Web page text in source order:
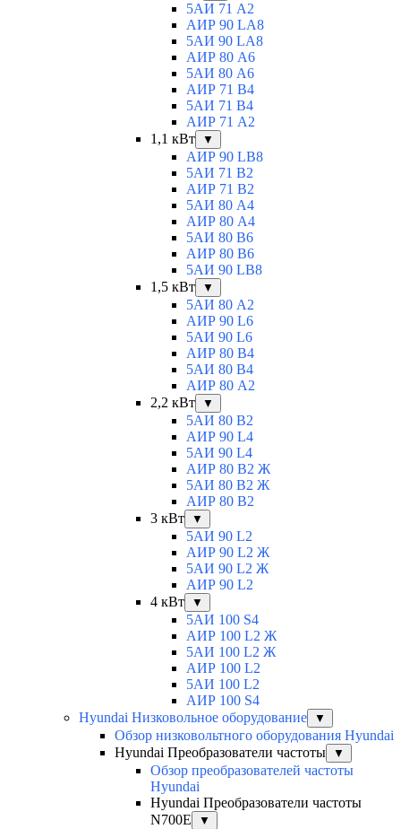
5АИ 71 A2
АИР 90 LA8
5АИ 90 LA8
АИР 80 А6
5АИ 80 A6
АИР 71 В4
5АИ 71 B4
АИР 71 A2
1,1 кВт
▼
АИР 90 LB8
5АИ 71 B2
АИР 71 В2
5АИ 80 A4
АИР 80 А4
5АИ 80 В6
АИР 80 B6
5АИ 90 LB8
1,5 кВт
▼
5АИ 80 A2
АИР 90 L6
5АИ 90 L6
АИР 80 B4
5АИ 80 B4
АИР 80 А2
2,2 кВт
▼
5АИ 80 B2
АИР 90 L4
5АИ 90 L4
АИР 80 В2 Ж
5АИ 80 В2 Ж
АИР 80 B2
3 кВт
▼
5АИ 90 L2
АИР 90 L2 Ж
5АИ 90 L2 Ж
АИР 90 L2
4 кВт
▼
5АИ 100 S4
АИР 100 L2 Ж
5АИ 100 L2 Ж
АИР 100 L2
5АИ 100 L2
АИР 100 S4
Hyundai Низковольное оборудование
▼
Обзор низковольтного оборудования Hyundai
Hyundai Преобразователи частоты
▼
Обзор преобразователей частоты
Hyundai
Hyundai Преобразователи частоты
N700E
▼